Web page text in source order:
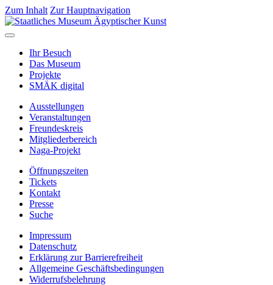
Zum Inhalt Zur Hauptnavigation
Ihr Besuch
Das Museum
Projekte
SMÄK digital
Ausstellungen
Veranstaltungen
Freundeskreis
Mitgliederbereich
Naga-Projekt
Öffnungszeiten
Tickets
Kontakt
Presse
Suche
Impressum
Datenschutz
Erklärung zur Barrierefreiheit
Allgemeine Geschäftsbedingungen
Widerrufsbelehrung